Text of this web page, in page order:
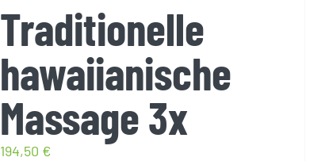
Traditionelle
hawaiianische
Massage 3x
194,50 €